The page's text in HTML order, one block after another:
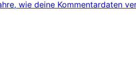
wie deine Kommentardaten